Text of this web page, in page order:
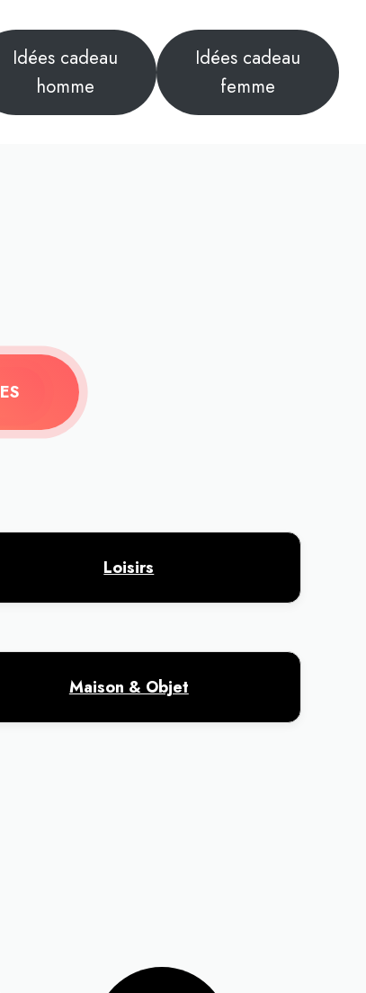
Idées cadeau
homme
Idées cadeau
femme
Loisirs
Maison & Objet